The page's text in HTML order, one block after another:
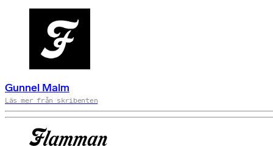
Gunnel Malm
Läs mer från skribenten